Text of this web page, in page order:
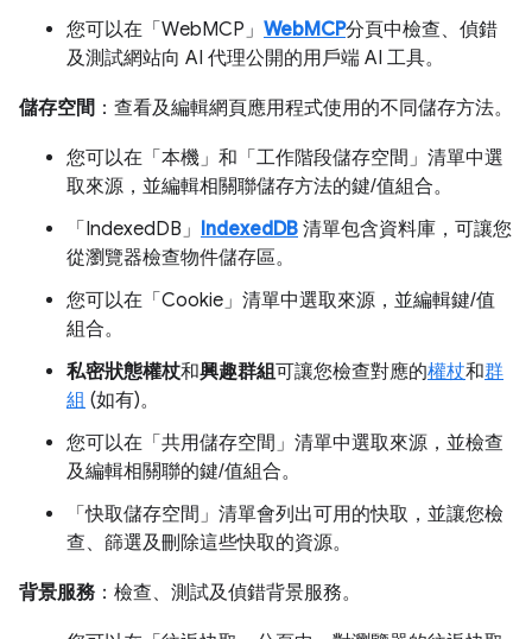
您可以在「WebMCP」 WebMCP分頁中檢查、偵錯
及測試網站向 AI 代理公開的用戶端 AI 工具。
儲存空間 ：查看及編輯網頁應用程式使用的不同儲存方法。
您可以在「本機」 和「工作階段儲存空間」 清單中選
取來源，並編輯相關聯儲存方法的鍵/值組合。
「IndexedDB」 IndexedDB 清單包含資料庫，可讓您
從瀏覽器檢查物件儲存區。
您可以在「Cookie」 清單中選取來源，並編輯鍵/值
組合。
私密狀態權杖和興趣群組可讓您檢查對應的權杖和群
組 (如有)。
您可以在「共用儲存空間」 清單中選取來源，並檢查
及編輯相關聯的鍵/值組合。
「快取儲存空間」 清單會列出可用的快取，並讓您檢
查、篩選及刪除這些快取的資源。
背景服務 ：檢查、測試及偵錯背景服務。